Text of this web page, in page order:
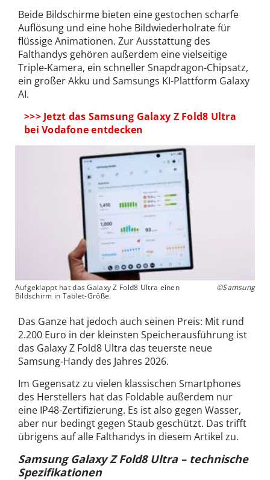
Beide Bildschirme bieten eine gestochen scharfe
Auflösung und eine hohe Bildwiederholrate für
flüssige Animationen. Zur Ausstattung des
Falthandys gehören außerdem eine vielseitige
Triple-Kamera, ein schneller Snapdragon-Chipsatz,
ein großer Akku und Samsungs KI-Plattform Galaxy
AI.
>>> Jetzt das Samsung Galaxy Z Fold8 Ultra
bei Vodafone entdecken
Aufgeklappt hat das Galaxy Z Fold8 Ultra einen
Bildschirm in Tablet-Größe.
©Samsung
Das Ganze hat jedoch auch seinen Preis: Mit rund
2.200 Euro in der kleinsten Speicherausführung ist
das Galaxy Z Fold8 Ultra das teuerste neue
Samsung-Handy des Jahres 2026.
Im Gegensatz zu vielen klassischen Smartphones
des Herstellers hat das Foldable außerdem nur
eine IP48-Zertifizierung. Es ist also gegen Wasser,
aber nur bedingt gegen Staub geschützt. Das trifft
übrigens auf alle Falthandys in diesem Artikel zu.
Samsung Galaxy Z Fold8 Ultra – technische
Spezifikationen